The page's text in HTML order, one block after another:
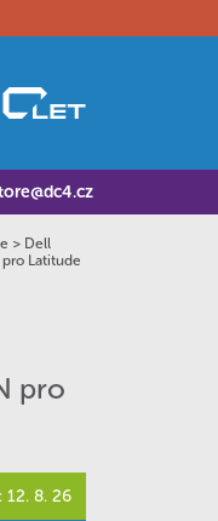
> Dell
Latitude
pro
12. 8. 26